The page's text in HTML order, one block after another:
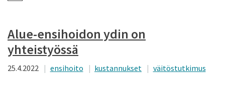
Alue-ensihoidon ydin on
yhteistyössä
25.4.2022 ensihoito kustannukset väitöstutkimus